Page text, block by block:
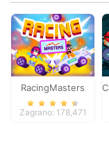
RacingMasters
Zagrano: 178,471